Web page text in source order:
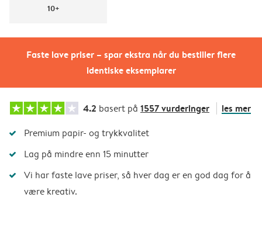
Faste lave priser – spar ekstra når du bestiller flere
identiske eksemplarer
10+
4.2 basert på 1557 vurderinger les mer
Premium papir- og trykkvalitet
Lag på mindre enn 15 minutter
Vi har faste lave priser, så hver dag er en god dag for å
være kreativ.